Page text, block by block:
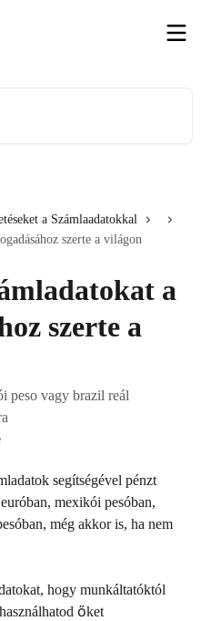
a Számlaadatokkal
szerte a világon
a
szerte a
peso vagy brazil reál
segítségével pénzt
mexikói pesóban,
még akkor is, ha nem
hogy munkáltatóktól
őket